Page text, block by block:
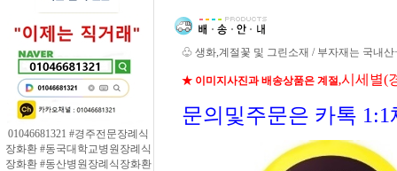
01046681321 #경주전문장례식
장화환 #동국대학교병원장례식
장화환 #동산병원장례식장화환
♧ 생화,계절꽃 및 그린소재 / 부자재는 국내산
★ 이미지사진과 배송상품은 계절,시세별(
문의및주문은 카톡